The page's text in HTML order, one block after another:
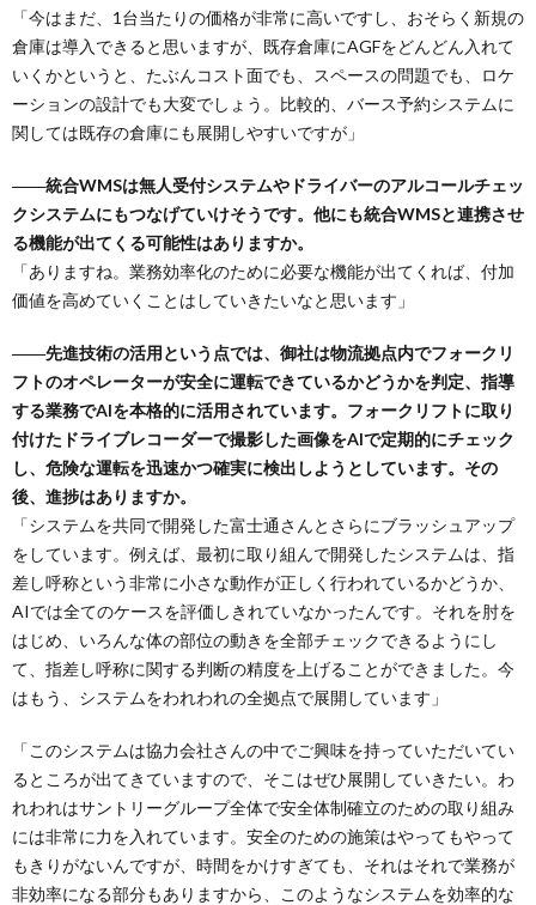
「今はまだ、1台当たりの価格が非常に高いですし、おそらく新規の
倉庫は導入できると思いますが、既存倉庫にAGFをどんどん入れて
いくかというと、たぶんコスト面でも、スペースの問題でも、ロケ
ーションの設計でも大変でしょう。比較的、バース予約システムに
関しては既存の倉庫にも展開しやすいですが」
――統合WMSは無人受付システムやドライバーのアルコールチェッ
クシステムにもつなげていけそうです。他にも統合WMSと連携させ
る機能が出てくる可能性はありますか。
「ありますね。業務効率化のために必要な機能が出てくれば、付加
価値を高めていくことはしていきたいなと思います」
――先進技術の活用という点では、御社は物流拠点内でフォークリ
フトのオペレーターが安全に運転できているかどうかを判定、指導
する業務でAIを本格的に活用されています。フォークリフトに取り
付けたドライブレコーダーで撮影した画像をAIで定期的にチェック
し、危険な運転を迅速かつ確実に検出しようとしています。その
後、進捗はありますか。
「システムを共同で開発した富士通さんとさらにブラッシュアップ
をしています。例えば、最初に取り組んで開発したシステムは、指
差し呼称という非常に小さな動作が正しく行われているかどうか、
AIでは全てのケースを評価しきれていなかったんです。それを肘を
はじめ、いろんな体の部位の動きを全部チェックできるようにし
て、指差し呼称に関する判断の精度を上げることができました。今
はもう、システムをわれわれの全拠点で展開しています」
「このシステムは協力会社さんの中でご興味を持っていただいてい
るところが出てきていますので、そこはぜひ展開していきたい。わ
れわれはサントリーグループ全体で安全体制確立のための取り組み
には非常に力を入れています。安全のための施策はやってもやって
もきりがないんですが、時間をかけすぎても、それはそれで業務が
非効率になる部分もありますから、このようなシステムを効率的な